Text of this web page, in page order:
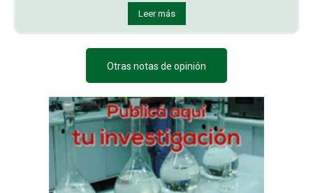
Leer más
Otras notas de opinión